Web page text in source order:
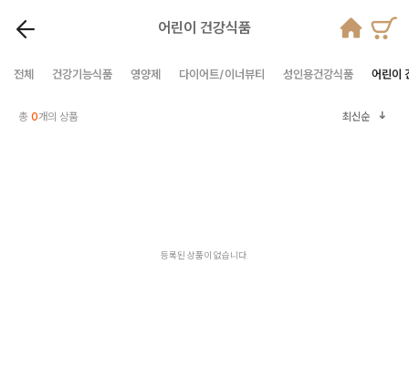
어린이 건강식품
전체 건강기능식품 영양제 다이어트/이너뷰티 성인용건강식품 어린이
총 0개의 상품 최신순
등록된 상품이 없습니다.